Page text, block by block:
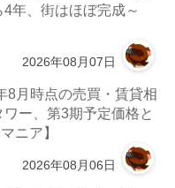
年、街はほぼ完成～
2026年08月07日
8月時点の売買・賃貸相
ー、第3期予定価格と
ニア】
2026年08月06日